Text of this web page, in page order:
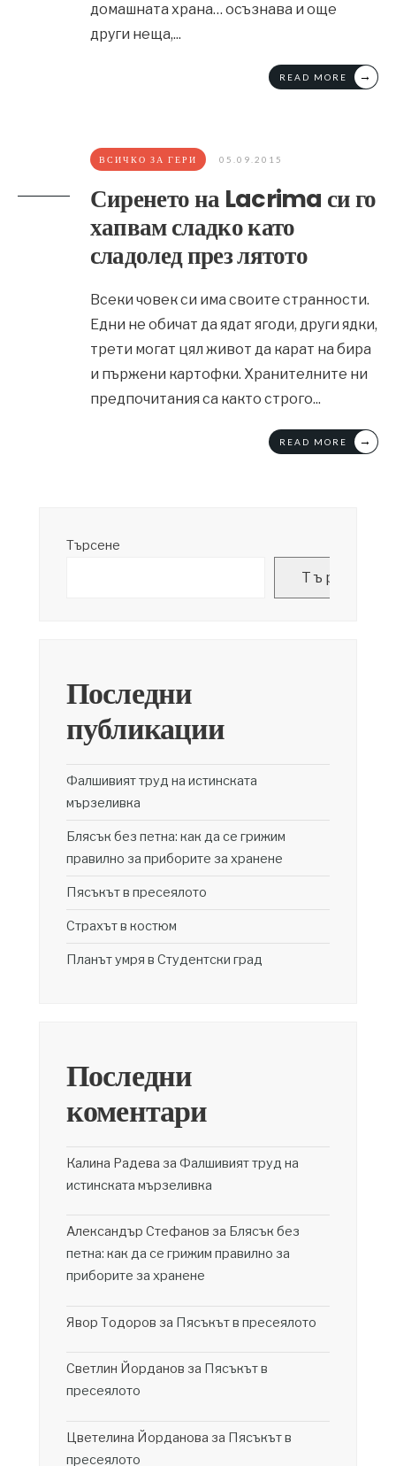
домашната храна… осъзнава и още
други неща,...
READ MORE →
ВСИЧКО ЗА ГЕРИ 05.09.2015
Сиренето на Lacrima си го
хапвам сладко като
сладолед през лятото
Всеки човек си има своите странности.
Едни не обичат да ядат ягоди, други ядки,
трети могат цял живот да карат на бира
и пържени картофки. Хранителните ни
предпочитания са както строго...
READ MORE →
Търсене
Търсене
Последни
публикации
Фалшивият труд на истинската
мързеливка
Блясък без петна: как да се грижим
правилно за приборите за хранене
Пясъкът в пресеялото
Страхът в костюм
Планът умря в Студентски град
Последни
коментари
Калина Радева за Фалшивият труд на
истинската мързеливка
Александър Стефанов за Блясък без
петна: как да се грижим правилно за
приборите за хранене
Явор Тодоров за Пясъкът в пресеялото
Светлин Йорданов за Пясъкът в
пресеялото
Цветелина Йорданова за Пясъкът в
пресеялото